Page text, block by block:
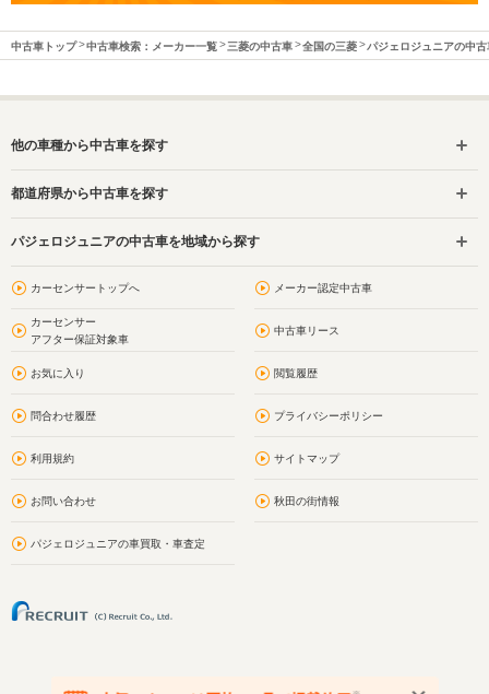
中古車トップ 中古車検索：メーカー一覧 三菱の中古車 全国の三菱 パジェロジュニアの中古
他の車種から中古車を探す
都道府県から中古車を探す
パジェロジュニアの中古車を地域から探す
カーセンサートップへ メーカー認定中古車
カーセンサー
アフター保証対象車
中古車リース
お気に入り 閲覧履歴
問合わせ履歴 プライバシーポリシー
利用規約 サイトマップ
お問い合わせ 秋田の街情報
パジェロジュニアの車買取・車査定